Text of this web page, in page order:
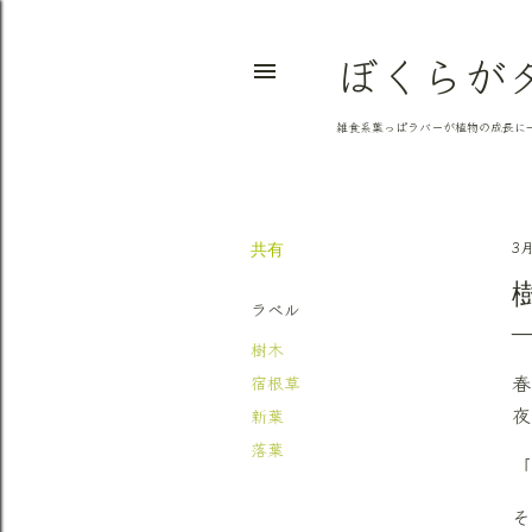
ぼくらが
雑食系葉っぱラバーが植物の成長
共有
ラベル
樹木
宿根草
新葉
落葉
3